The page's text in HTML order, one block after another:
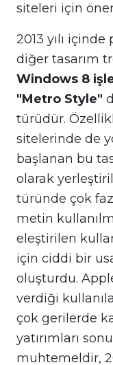
siteleri için
2013 yılı
diğer tasarım
Windows 8
"Metro Style"
türüdür.
sitelerinde de
başlanan bu
olarak
türünde çok
metin
eleştirilen
için ciddi bir
oluşturdu.
verdiği
çok gerilerde
yatırımları
muhtemeldir,